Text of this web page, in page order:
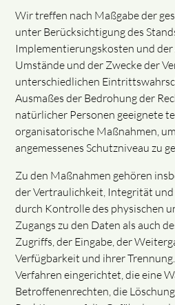
Wir treffen nach Maßgabe der
unter Berücksichtigung des
Implementierungskosten und der
Umstände und der Zwecke der
unterschiedlichen
Ausmaßes der Bedrohung der
natürlicher Personen geeignete
organisatorische Maßnahmen,
angemessenes Schutzniveau zu
Zu den Maßnahmen gehören
der Vertraulichkeit, Integrität
durch Kontrolle des physischen
Zugangs zu den Daten als auch
Zugriffs, der Eingabe, der
Verfügbarkeit und ihrer
Verfahren eingerichtet, die eine
Betroffenenrechten, die